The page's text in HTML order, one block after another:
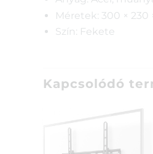
Méretek: 300 × 230
Szín: Fekete
Kapcsolódó